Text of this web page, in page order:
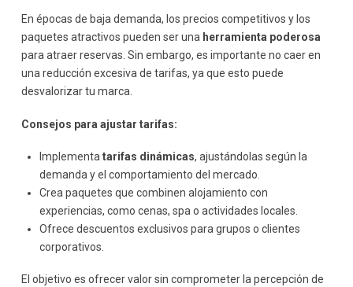
En épocas de baja demanda, los precios competitivos y los
paquetes atractivos pueden ser una herramienta poderosa
para atraer reservas. Sin embargo, es importante no caer en
una reducción excesiva de tarifas, ya que esto puede
desvalorizar tu marca.
Consejos para ajustar tarifas:
Implementatarifas dinámicas, ajustándolas según la
demanda y el comportamiento del mercado.
Crea paquetes que combinen alojamiento con
experiencias, como cenas, spa o actividades locales.
Ofrece descuentos exclusivos para grupos o clientes
corporativos.
El objetivo es ofrecer valor sin comprometer la percepción de